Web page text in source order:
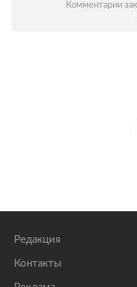
Комментарии
Редакция
Контакты